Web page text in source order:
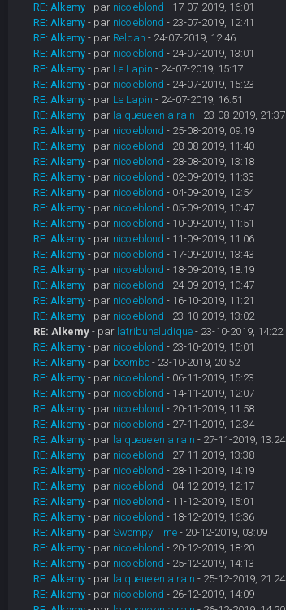
RE: Alkemy - par nicoleblond - 17-07-2019, 16:01
RE: Alkemy - par nicoleblond - 23-07-2019, 12:41
RE: Alkemy - par Reldan - 24-07-2019, 12:46
RE: Alkemy - par nicoleblond - 24-07-2019, 13:01
RE: Alkemy - par Le Lapin - 24-07-2019, 15:17
RE: Alkemy - par nicoleblond - 24-07-2019, 15:23
RE: Alkemy - par Le Lapin - 24-07-2019, 16:51
RE: Alkemy - par la queue en airain - 23-08-2019, 21:37
RE: Alkemy - par nicoleblond - 25-08-2019, 09:19
RE: Alkemy - par nicoleblond - 28-08-2019, 11:40
RE: Alkemy - par nicoleblond - 28-08-2019, 13:18
RE: Alkemy - par nicoleblond - 02-09-2019, 11:33
RE: Alkemy - par nicoleblond - 04-09-2019, 12:54
RE: Alkemy - par nicoleblond - 05-09-2019, 10:47
RE: Alkemy - par nicoleblond - 10-09-2019, 11:51
RE: Alkemy - par nicoleblond - 11-09-2019, 11:06
RE: Alkemy - par nicoleblond - 17-09-2019, 13:43
RE: Alkemy - par nicoleblond - 18-09-2019, 18:19
RE: Alkemy - par nicoleblond - 24-09-2019, 10:47
RE: Alkemy - par nicoleblond - 16-10-2019, 11:21
RE: Alkemy - par nicoleblond - 23-10-2019, 13:02
RE: Alkemy - par latribuneludique- 23-10-2019, 14:22
RE: Alkemy - par nicoleblond - 23-10-2019, 15:01
RE: Alkemy - par boombo- 23-10-2019, 20:52
RE: Alkemy - par nicoleblond - 06-11-2019, 15:23
RE: Alkemy - par nicoleblond - 14-11-2019, 12:07
RE: Alkemy - par nicoleblond - 20-11-2019, 11:58
RE: Alkemy - par nicoleblond - 27-11-2019, 12:34
RE: Alkemy - par la queue en airain - 27-11-2019, 13:24
RE: Alkemy - par nicoleblond - 27-11-2019, 13:38
RE: Alkemy - par nicoleblond - 28-11-2019, 14:19
RE: Alkemy - par nicoleblond - 04-12-2019, 12:17
RE: Alkemy - par nicoleblond - 11-12-2019, 15:01
RE: Alkemy - par nicoleblond - 18-12-2019, 16:36
RE: Alkemy - par Swompy Time- 20-12-2019, 03:09
RE: Alkemy - par nicoleblond - 20-12-2019, 18:20
RE: Alkemy - par nicoleblond - 25-12-2019, 14:13
RE: Alkemy - par la queue en airain - 25-12-2019, 21:24
RE: Alkemy - par nicoleblond - 26-12-2019, 14:09